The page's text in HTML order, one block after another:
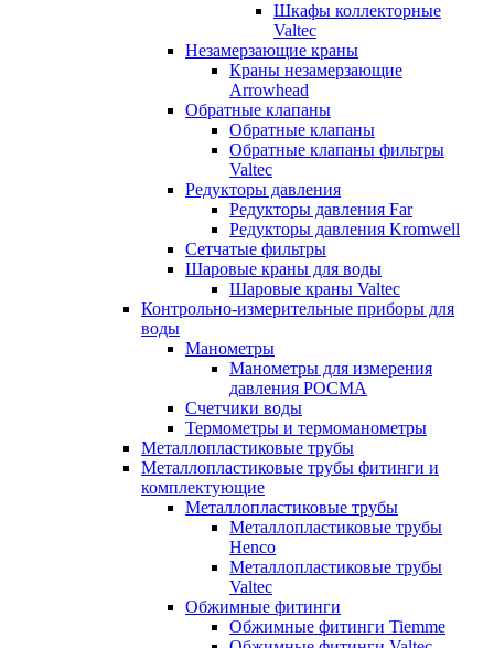
Шкафы коллекторные
Valtec
Незамерзающие краны
Краны незамерзающие
Arrowhead
Обратные клапаны
Обратные клапаны
Обратные клапаны фильтры
Valtec
Редукторы давления
Редукторы давления Far
Редукторы давления Kromwell
Сетчатые фильтры
Шаровые краны для воды
Шаровые краны Valtec
Контрольно-измерительные приборы для
воды
Манометры
Манометры для измерения
давления РОСМА
Счетчики воды
Термометры и термоманометры
Металлопластиковые трубы
Металлопластиковые трубы фитинги и
комплектующие
Металлопластиковые трубы
Металлопластиковые трубы
Henco
Металлопластиковые трубы
Valtec
Обжимные фитинги
Обжимные фитинги Tiemme